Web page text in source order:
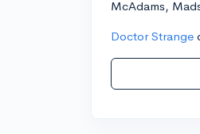
McAdams,
Doctor Strange